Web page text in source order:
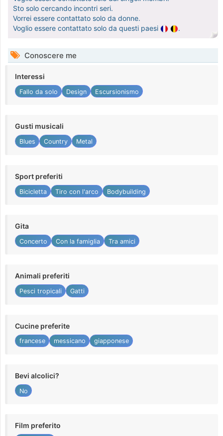
Sto solo cercando incontri seri.
Vorrei essere contattato solo da donne.
Voglio essere contattato solo da questi paesi
.
Conoscere me
Interessi
Fallo da solo Design Escursionismo
Gusti musicali
Blues Country Metal
Sport preferiti
Bicicletta Tiro con l'arco Bodybuilding
Gita
Concerto Con la famiglia Tra amici
Animali preferiti
Pesci tropicali Gatti
Cucine preferite
francese messicano giapponese
Bevi alcolici?
No
Film preferito